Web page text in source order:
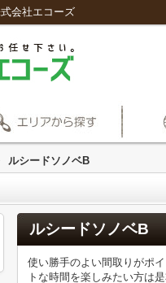
会社エコーズ
ルシードソノベB
ルシードソノベB
使い勝手のよい間取りがポ
トな時間を楽しみたい方は